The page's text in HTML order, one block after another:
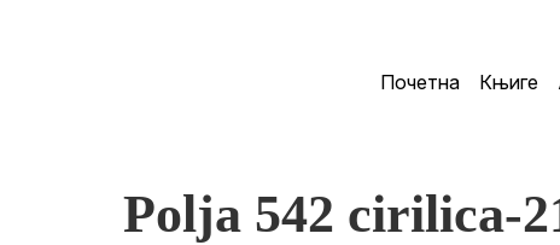
Почетна Књиге
Polja 542 cirilica-